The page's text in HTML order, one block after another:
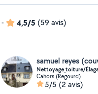
- 4,5/5 (59 avis)
samuel reyes
Nettoyage_toiture/
Cahors (Regourd)
5/5 (2 avis)